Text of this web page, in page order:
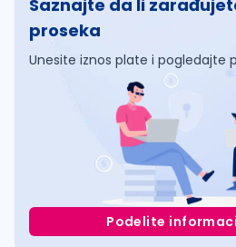
Saznajte da li
proseka
Unesite iznos plate i pogledajte
Podelite